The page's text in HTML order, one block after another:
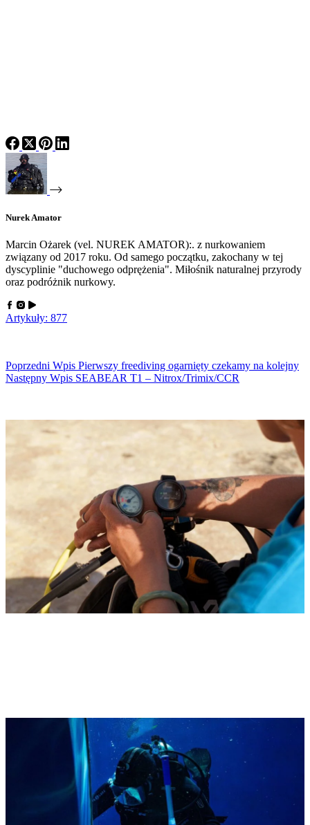
Nurek Amator
Marcin Ożarek (vel. NUREK AMATOR):. z nurkowaniem
związany od 2017 roku. Od samego początku, zakochany w tej
dyscyplinie "duchowego odprężenia". Miłośnik naturalnej przyrody
oraz podróżnik nurkowy.
Artykuły: 877
Poprzedni Wpis Pierwszy freediving ogarnięty czekamy na kolejny
Następny Wpis SEABEAR T1 – Nitrox/Trimix/CCR